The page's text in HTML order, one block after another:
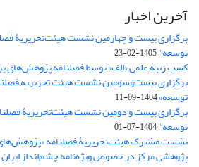
آخرین اخبار
برگزاری بیست و چهارمین نشست هیئت‌تحریریۀ
توسعه"1405-02-23
کسب رتبه علمی «الف» توسط فصلنامه پژوهش‌های
برگزاری بیست‌وسومین نشست هیئت‌ تحریریه
توسعه»1404-09-11
برگزاری بیست و دومین نشست هیئت‌تحریریۀ
توسعه"1404-07-01
نشست مشترک هیئت‌تحریریۀ فصلنامه «پژوهش‌های
پژوهشی مرکز در خصوص ویژه‌نامه چشم‌انداز ایران